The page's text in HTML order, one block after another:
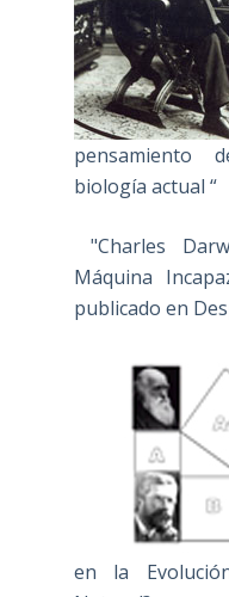
pensamiento
biología actual “
"Charles
Máquina
publicado en
en la